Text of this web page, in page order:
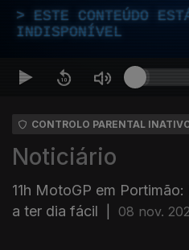
ESTE CONTEÚDO
INDISPONÍVEL
CONTROLO PARENTAL
Noticiário
11h MotoGP em
a ter dia fácil
08 nov.